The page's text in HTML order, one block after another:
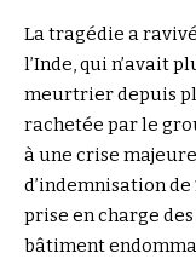
La tragédie a
l’Inde, qui n’avait
meurtrier depuis
rachetée par le
à une crise
d’indemnisation
prise en charge
bâtiment